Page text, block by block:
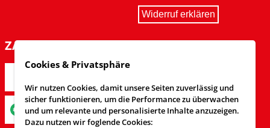
Widerruf erklären
ZAHLARTEN
Cookies & Privatsphäre
Wir nutzen Cookies, damit unsere Seiten zuverlässig und
sicher funktionieren, um die Performance zu überwachen
und um relevante und personalisierte Inhalte anzuzeigen.
Dazu nutzen wir foglende Cookies: